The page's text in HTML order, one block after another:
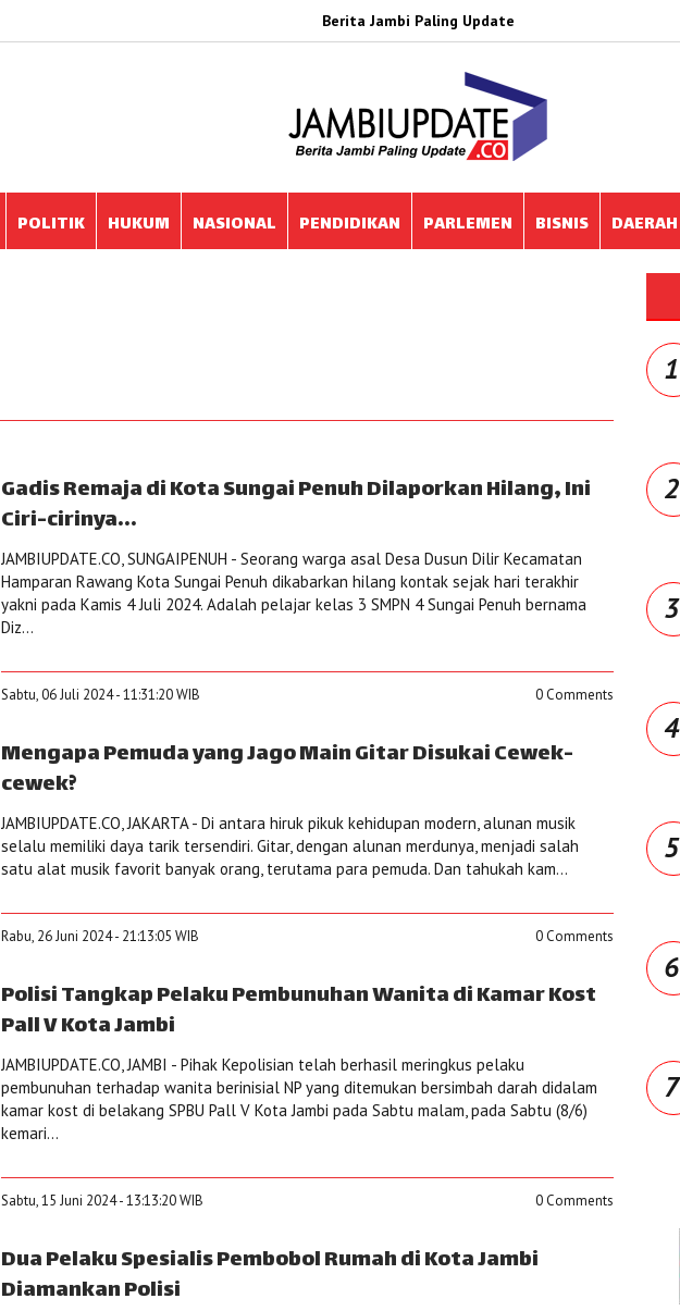
Berita Jambi Paling Update
POLITIK HUKUM NASIONAL PENDIDIKAN PARLEMEN BISNIS DAERAH
Gadis Remaja di Kota Sungai Penuh Dilaporkan Hilang, Ini
Ciri-cirinya...
JAMBIUPDATE.CO, SUNGAIPENUH - Seorang warga asal Desa Dusun Dilir Kecamatan
Hamparan Rawang Kota Sungai Penuh dikabarkan hilang kontak sejak hari terakhir
yakni pada Kamis 4 Juli 2024. Adalah pelajar kelas 3 SMPN 4 Sungai Penuh bernama
Diz...
Sabtu, 06 Juli 2024 - 11:31:20 WIB 0 Comments
Mengapa Pemuda yang Jago Main Gitar Disukai Cewek-
cewek?
JAMBIUPDATE.CO, JAKARTA - Di antara hiruk pikuk kehidupan modern, alunan musik
selalu memiliki daya tarik tersendiri. Gitar, dengan alunan merdunya, menjadi salah
satu alat musik favorit banyak orang, terutama para pemuda. Dan tahukah kam...
Rabu, 26 Juni 2024 - 21:13:05 WIB 0 Comments
Polisi Tangkap Pelaku Pembunuhan Wanita di Kamar Kost
Pall V Kota Jambi
JAMBIUPDATE.CO, JAMBI - Pihak Kepolisian telah berhasil meringkus pelaku
pembunuhan terhadap wanita berinisial NP yang ditemukan bersimbah darah didalam
kamar kost di belakang SPBU Pall V Kota Jambi pada Sabtu malam, pada Sabtu (8/6)
kemari...
Sabtu, 15 Juni 2024 - 13:13:20 WIB 0 Comments
Dua Pelaku Spesialis Pembobol Rumah di Kota Jambi
Diamankan Polisi
1
2
3
4
5
6
7